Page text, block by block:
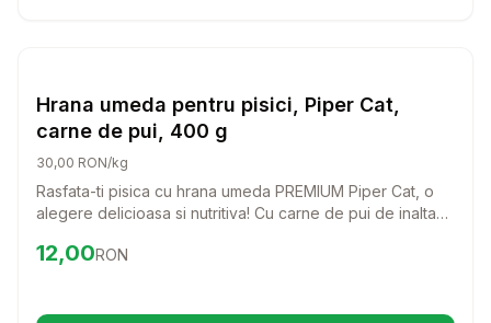
Hrana Umeda Pisici
Hrana umeda pentru pisici, Piper Cat,
carne de pui, 400 g
30,00 RON/kg
Rasfata-ti pisica cu hrana umeda PREMIUM Piper Cat, o
alegere delicioasa si nutritiva! Cu carne de pui de inalta
pentru a fi sanatoasa si fericita.
Preț:12.00
12,00RON